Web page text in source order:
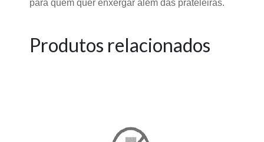
para quem quer enxergar além das prateleiras.
Produtos relacionados